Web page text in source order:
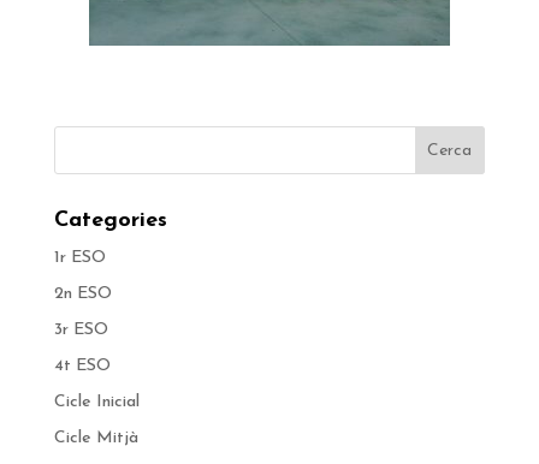
Categories
1r ESO
2n ESO
3r ESO
4t ESO
Cicle Inicial
Cicle Mitjà